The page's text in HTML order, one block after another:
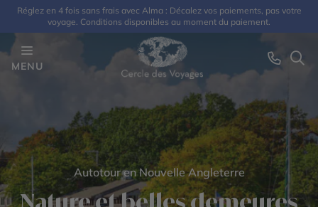
Réglez en 4 fois sans frais avec Alma : Décalez vos paiements, pas votre
voyage. Conditions disponibles au moment du paiement.
MENU
Autotour en Nouvelle Angleterre
Nature et belles demeures